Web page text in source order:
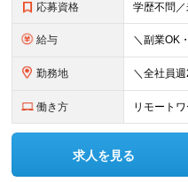
応募資格
給与
勤務地
働き方 リモート
求人を見る